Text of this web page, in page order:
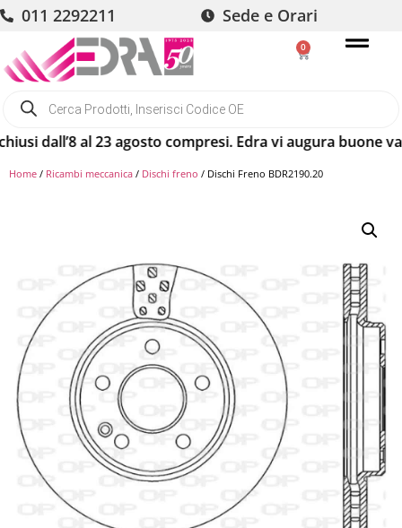
011 2292211 Sede e Orari
0
dall’8 al 23 agosto compresi. Edra vi augura buone
Home / Ricambi meccanica / Dischi freno / Dischi Freno BDR2190.20